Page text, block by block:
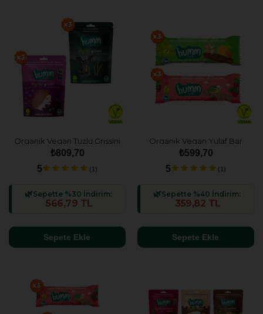
Organik Vegan Tuzlu Grissini
Atıştırmalık Paketi - 6 adet (2
çeşit)
₺809,70
5
(1)
Sepette %30 İndirim:
566,79 TL
Sepete Ekle
Organik Vegan Yulaf Bar
Atıştırmalık Paketi - 6 adet (2
çeşit)
₺599,70
5
(1)
Sepette %40 İndirim:
359,82 TL
Sepete Ekle